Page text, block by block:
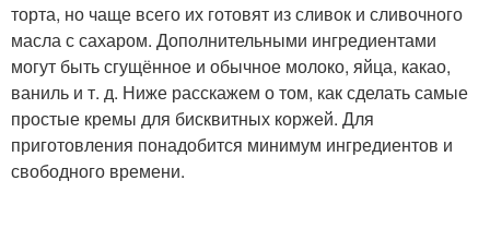
торта, но чаще всего их готовят из сливок и сливочного
масла с сахаром. Дополнительными ингредиентами
могут быть сгущённое и обычное молоко, яйца, какао,
ваниль и т. д. Ниже расскажем о том, как сделать самые
простые кремы для бисквитных коржей. Для
приготовления понадобится минимум ингредиентов и
свободного времени.